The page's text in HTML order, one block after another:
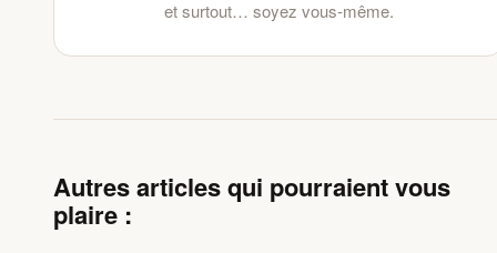
et surtout… soyez vous-même.
Autres articles qui pourraient vous
plaire :